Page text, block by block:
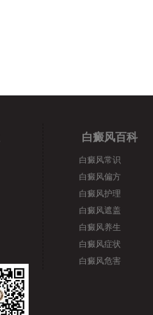
白癜风百科
白癜风常识
白癜风偏方
白癜风护理
白癜风遮盖
白癜风养生
白癜风症状
白癜风危害